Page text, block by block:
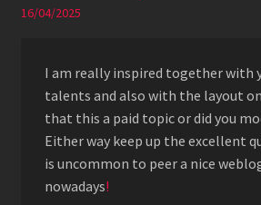
16/04/2025
I am really inspired together with
talents and also with the layout
that this a paid topic or did you
Either way keep up the excellent
is uncommon to peer a nice
nowadays!